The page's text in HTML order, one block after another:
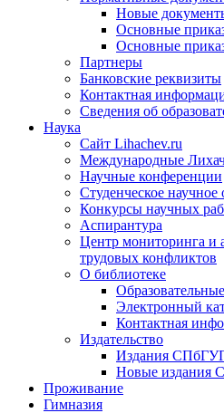
Новые
Основные
Основные
Партнеры
Банковские реквизиты
Контактная
Сведения об
Наука
Сайт Lihachev.ru
Международные
Научные конференции
Студенческое научное
Конкурсы научных
Аспирантура
Центр мониторинга и
трудовых конфликтов
О библиотеке
Электронный
Контактная
Издательство
Издания
Новые издания
Проживание
Гимназия